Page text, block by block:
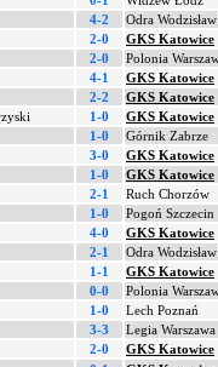
4-2 Odra
2-0 GKS Katowice
2-0 Polonia
4-1 GKS Katowice
2-2 GKS Katowice
1-0 GKS Katowice
1-0 Górnik Zabrze
3-0 GKS Katowice
1-0 GKS Katowice
2-1 Ruch Chorzów
1-0 Pogoń Szczecin
4-0 GKS Katowice
2-1 Odra
1-1 GKS Katowice
0-0 Polonia
1-0 Lech Poznań
3-3 Legia Warszawa
2-0 GKS Katowice